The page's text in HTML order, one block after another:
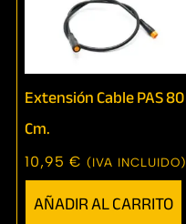
Extensión Cable PAS 80
Cm.
10,95 € (IVA INCLUIDO)
AÑADIR AL CARRITO